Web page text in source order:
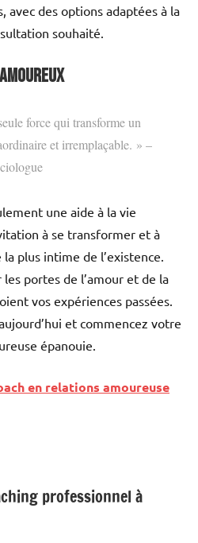
avec des options adaptées à la
souhaité.
force qui transforme un
et irremplaçable. » –
une aide à la vie
à se transformer et à
plus intime de l’existence.
portes de l’amour et de la
vos expériences passées.
et commencez votre
épanouie.
en relations amoureuse
professionnel à